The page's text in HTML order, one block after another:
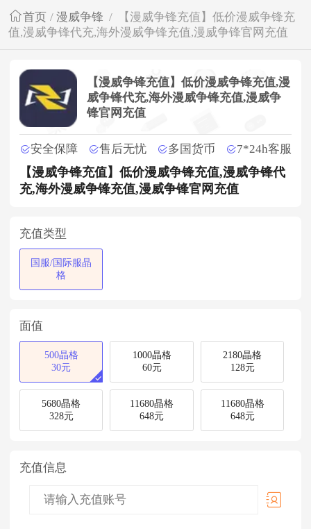
首页 / 漫威争锋 /
【漫威争锋充值】低价漫威争锋充
值,漫威争锋代充,海外漫威争锋充值,漫威争锋官网充值
【漫威争锋充值】低价漫威争锋充值,漫
威争锋代充,海外漫威争锋充值,漫威争
锋官网充值
安全保障 售后无忧 多国货币 7*24h客服
【漫威争锋充值】低价漫威争锋充值,漫威争锋代
充,海外漫威争锋充值,漫威争锋官网充值
充值类型
国服/国际服晶
格
面值
500晶格
30元
1000晶格
60元
2180晶格
128元
5680晶格
328元
11680晶格
648元
11680晶格
648元
充值信息